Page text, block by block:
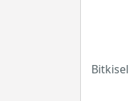
Bitkisel